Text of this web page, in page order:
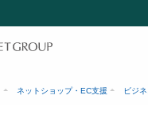
ネットショップ・EC支援 ビジ